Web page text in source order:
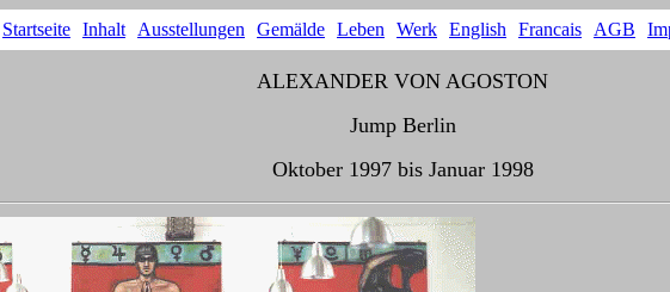
Startseite Inhalt Ausstellungen Gemälde Leben Werk English Francais AGB
ALEXANDER VON AGOSTON
Jump Berlin
Oktober 1997 bis Januar 1998